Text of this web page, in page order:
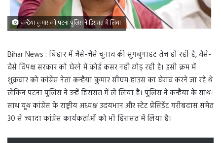
कन्हैया कुमार को पटना पुलिस ने हिरासत में लिया
Bihar News : बिहार में जैसे-जैसे चुनाव की सुगबुगाहट तेज हो रही है, वैसे-
वैसे विपक्ष सरकार को घेरने में कोई कसर नहीं छोड़ रही है। इसी क्रम में
शुक्रवार को कांग्रेस नेता कन्हैया कुमार सीएम हाउस का घेराव करने जा रहे थे
लेकिन पटना पुलिस ने उन्हें हिरासत में ले लिया है। पुलिस ने कन्हैया के साथ-
साथ यूथ कांग्रेस के राष्ट्रीय अध्यक्ष उदयभान और स्टेट प्रेसिडेंट गरीबदास समेत
30 से ज्यादा कांग्रेस कार्यकर्ताओं को भी हिरासत में लिया है।